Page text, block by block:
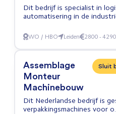
Dit bedrijf is specialist in
automatisering in de
WO / HBO Leiden 2800 - 4290
Junior Mechanical
Assemblage
Monteur
Machinebouw
Sluit
Dit Nederlandse bedrijf is
verpakkingsmachines voor